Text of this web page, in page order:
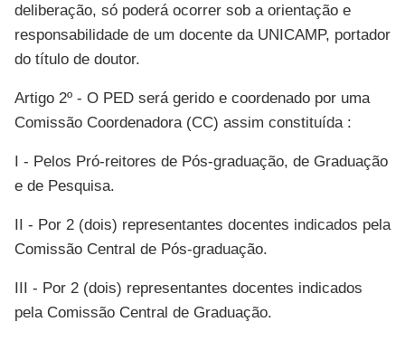
deliberação, só poderá ocorrer sob a orientação e
responsabilidade de um docente da UNICAMP, portador
do título de doutor.
Artigo 2º - O PED será gerido e coordenado por uma
Comissão Coordenadora (CC) assim constituída :
I - Pelos Pró-reitores de Pós-graduação, de Graduação
e de Pesquisa.
II - Por 2 (dois) representantes docentes indicados pela
Comissão Central de Pós-graduação.
III - Por 2 (dois) representantes docentes indicados
pela Comissão Central de Graduação.